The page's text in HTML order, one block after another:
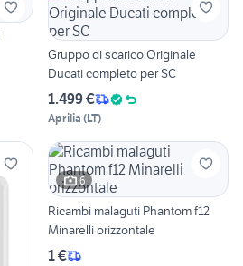
Gruppo di scarico Originale
Ducati completo per SC
1.499 €
Aprilia (LT)
6
Ricambi malaguti Phantom f12
Minarelli orizzontale
1 €